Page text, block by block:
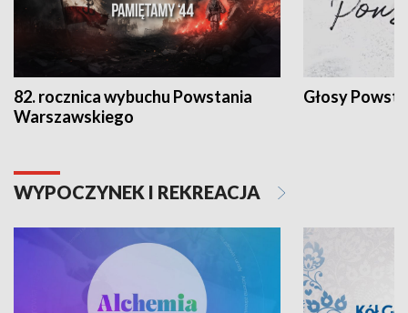
82. rocznica wybuchu Powstania
Warszawskiego
Głosy
WYPOCZYNEK I REKREACJA